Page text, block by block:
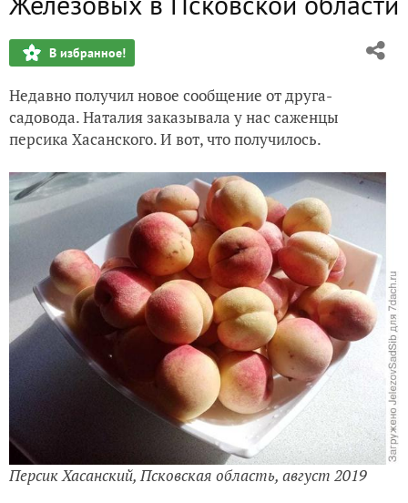
В избранное!
Недавно получил новое сообщение от друга-
садовода. Наталия заказывала у нас саженцы
персика Хасанского. И вот, что получилось.
Персик Хасанский, Псковская область, август 2019